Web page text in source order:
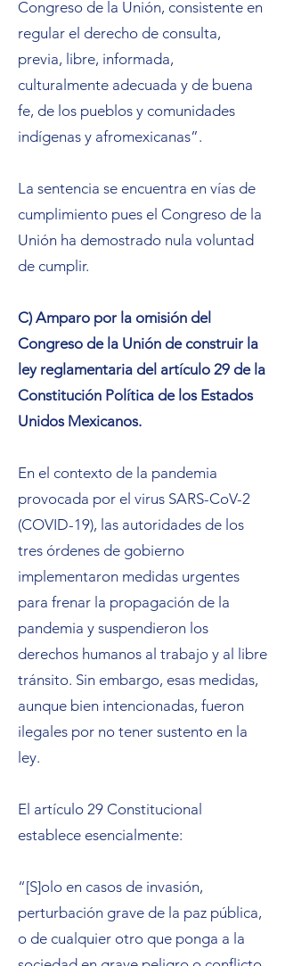
Congreso de la Unión, consistente en
regular el derecho de consulta,
previa, libre, informada,
culturalmente adecuada y de buena
fe, de los pueblos y comunidades
indígenas y afromexicanas”.
La sentencia se encuentra en vías de
cumplimiento pues el Congreso de la
Unión ha demostrado nula voluntad
de cumplir.
C) Amparo por la omisión del
Congreso de la Unión de construir la
ley reglamentaria del artículo 29 de la
Constitución Política de los Estados
Unidos Mexicanos.
En el contexto de la pandemia
provocada por el virus SARS-CoV-2
(COVID-19), las autoridades de los
tres órdenes de gobierno
implementaron medidas urgentes
para frenar la propagación de la
pandemia y suspendieron los
derechos humanos al trabajo y al libre
tránsito. Sin embargo, esas medidas,
aunque bien intencionadas, fueron
ilegales por no tener sustento en la
ley.
El artículo 29 Constitucional
establece esencialmente:
“[S]olo en casos de invasión,
perturbación grave de la paz pública,
o de cualquier otro que ponga a la